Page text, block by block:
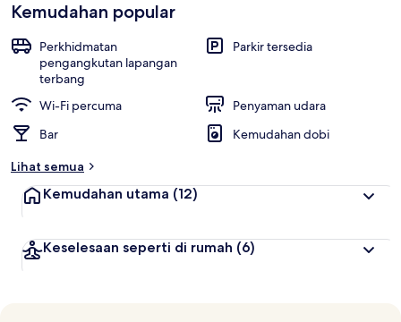
Kemudahan popular
Perkhidmatan
pengangkutan lapangan
terbang
Parkir tersedia
Wi-Fi percuma
Penyaman udara
Bar
Kemudahan dobi
Lihat semua
Kemudahan utama (12)
Keselesaan seperti di rumah (6)